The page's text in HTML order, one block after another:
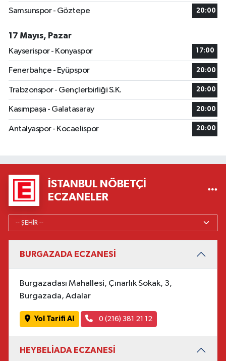
Samsunspor - Göztepe 20:00
17 Mayıs, Pazar
Kayserispor - Konyaspor
17:00
Fenerbahçe - Eyüpspor 20:00
Trabzonspor - Gençlerbirliği S.K. 20:00
Kasımpaşa - Galatasaray 20:00
Antalyaspor - Kocaelispor 20:00
İSTANBUL NÖBETÇI
ECZANELER
BURGAZADA ECZANESİ
Burgazadası Mahallesi, Çınarlık Sokak, 3,
Burgazada, Adalar
Yol Tarifi Al 0 (216) 381 21 12
HEYBELİADA ECZANESİ